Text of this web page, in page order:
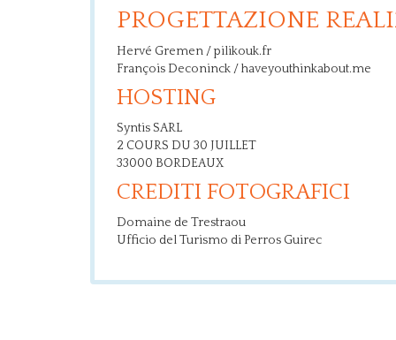
PROGETTAZIONE
Hervé Gremen / pilikouk.fr
François Deconinck / haveyouthinkabout.me
HOSTING
Syntis SARL
2 COURS DU 30 JUILLET
33000 BORDEAUX
CREDITI FOTOGRAFICI
Domaine de Trestraou
Ufficio del Turismo di Perros Guirec